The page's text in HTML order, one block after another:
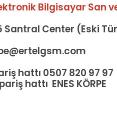
Bilgisayar San
Center (Eski
hattı 0507 820 97 97
hattı ENES KÖRPE